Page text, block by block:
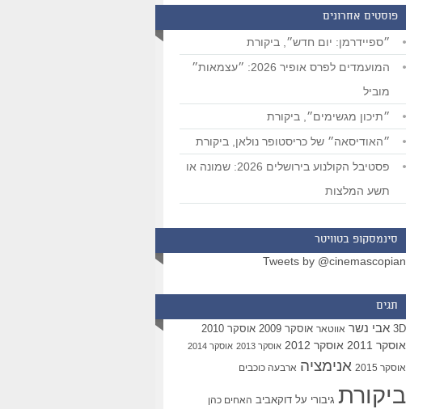
פוסטים אחרונים
״ספיידרמן: יום חדש״, ביקורת
המועמדים לפרס אופיר 2026: ״עצמאות״
מוביל
״תיכון מגשימים״, ביקורת
״האודיסאה״ של כריסטופר נולאן, ביקורת
פסטיבל הקולנוע בירושלים 2026: שמונה או
תשע המלצות
סינמסקופ בטוויטר
Tweets by @cinemascopian
תגים
3D אבי נשר אווטאר אוסקר 2009 אוסקר 2010
אוסקר 2011 אוסקר 2012 אוסקר 2013 אוסקר 2014
אוסקר 2015 אנימציה ארבעה כוכבים
ביקורת גיבורי על דוקאביב האחים כהן